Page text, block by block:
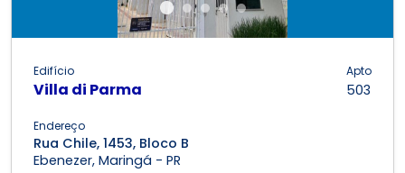
Edifício
Villa di Parma
Apto
503
Endereço
Rua Chile, 1453, Bloco B
Ebenezer, Maringá - PR